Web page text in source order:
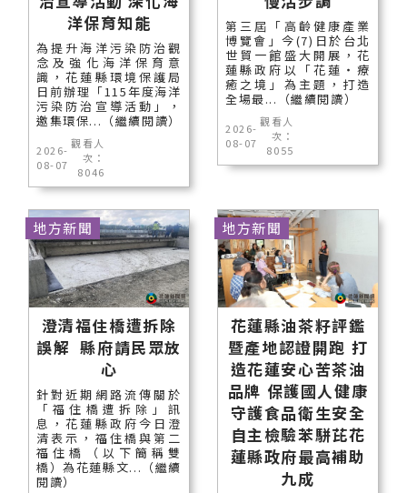
洋保育知能
為提升海洋污染防治觀
念及強化海洋保育意
識，花蓮縣環境保護局
日前辦理「115年度海洋
污染防治宣導活動」，
邀集環保...（繼續閱讀）
2026-
08-07
觀看人
次：
8046
第三屆「高齡健康產業
博覽會」今(7)日於台北
世貿一館盛大開展，花
蓮縣政府以「花蓮‧療
癒之境」為主題，打造
全場最...（繼續閱讀）
2026-
08-07
觀看人
次：
8055
澄清福住橋遭拆除
誤解 縣府請民眾放
心
針對近期網路流傳關於
「福住橋遭拆除」訊
息，花蓮縣政府今日澄
清表示，福住橋與第二
福住橋（以下簡稱雙
橋）為花蓮縣文...（繼續
閱讀）
地方新聞
花蓮縣油茶籽評鑑
暨產地認證開跑 打
造花蓮安心苦茶油
品牌 保護國人健康
守護食品衛生安全
自主檢驗苯駢芘花
蓮縣政府最高補助
九成
地方新聞